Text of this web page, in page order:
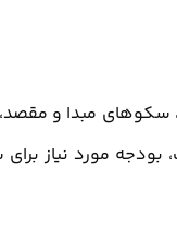
سکوهای مبدا و
مورد نیاز برای